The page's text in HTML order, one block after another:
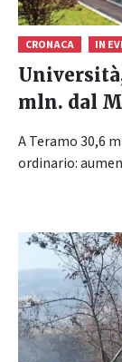
CRONACA IN
mln. dal
A Teramo 30,6
ordinario: